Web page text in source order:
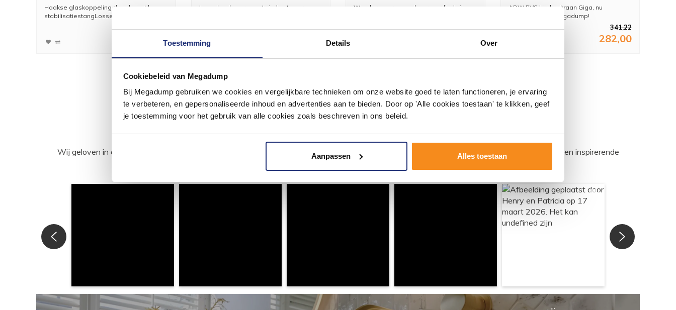
Toestemming Details Over
Cookiebeleid van Megadump
Bij Megadump gebruiken we cookies en vergelijkbare technieken om onze website goed te laten functioneren, je ervaring
te verbeteren, en gepersonaliseerde inhoud en advertenties aan te bieden. Door op 'Alle cookies toestaan' te klikken, geef
je toestemming voor het gebruik van alle cookies zoals beschreven in ons beleid.
Aanpassen Alles toestaan
Haakse glaskoppeling draaibaar t.b.v.
stabilisatiestangLosse...
26,56
21,95
Luxe douche-arm met vierkante vorm en
100,61
Wandarm verzwaard, vervaardigd uit
289,19
ADW RVS keukenkraan Giga, nu
verkrijgbaar bij Megadump!
341,22
282,00
#mijndroombadkamer
Wij geloven in de kracht van delen. Deel jouw badkamer op Instagram met #mijndroombadkamer en tag @megadumpnl. Samen bouwen we een inspirerende
omgeving vol met unieke badkamerstijlen. Doe je mee?